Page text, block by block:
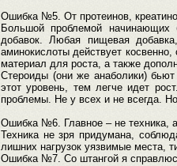
Ошибка №5. От протеинов,
Большой проблемой начинающих
добавок. Любая пищевая
аминокислоты действует
материал для роста, а также
Стероиды (они же анаболики)
этот уровень, тем легче идет
проблемы. Не у всех и не всегда.
Ошибка №6. Главное – не техника,
Техника не зря придумана,
лишних нагрузок уязвимые места,
Ошибка №7. Со штангой я